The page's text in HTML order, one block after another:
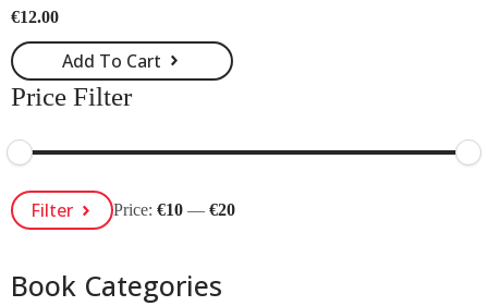
€12.00
Add To Cart
Price Filter
Min
Price
Max
PriceFilter Price:€10 —€20
Book Categories